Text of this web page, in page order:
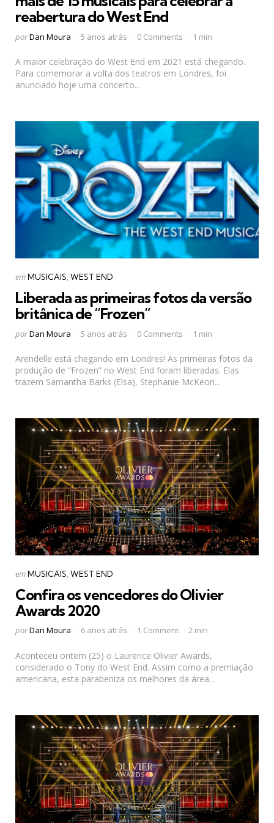
reabertura do West End
Postado
porDan Moura 5 anos atrás 0 Comments 1 min
A maior celebração do West End em 2021 está chegando.
Para comemorar a volta dos teatros em Londres, foi
anunciado hoje uma concerto...
Categorias
Postado
emMUSICAIS WEST END
Liberada as primeiras fotos da versão
britânica de “Frozen”
Postado
porDan Moura 5 anos atrás 0 Comments 1 min
Arendelle está chegando em Londres! As primeiras fotos da
produção de “Frozen” no West End foram liberadas. Elas
trazem Samantha Barks (Elsa), Stephanie McKeon...
Categorias
Postado
emMUSICAIS WEST END
Confira os vencedores do Olivier
Awards 2020
Postado
porDan Moura 6 anos atrás 1 Comment 2 min
Aconteceu ontem (25) o Laurence Olivier Awards,
considerado o Tony do West End. Assim como a premiação
americana, esta parabeniza os melhores da área...